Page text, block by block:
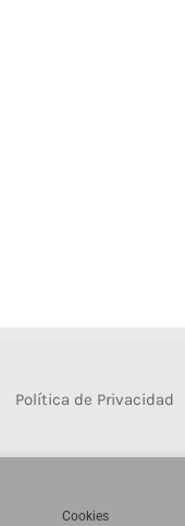
Política de Privacidad
Cookies